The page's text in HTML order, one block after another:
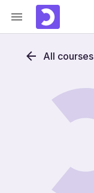
All courses